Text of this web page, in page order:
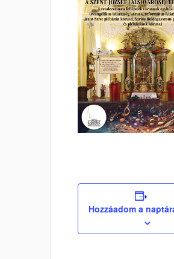
Hozzáadom a